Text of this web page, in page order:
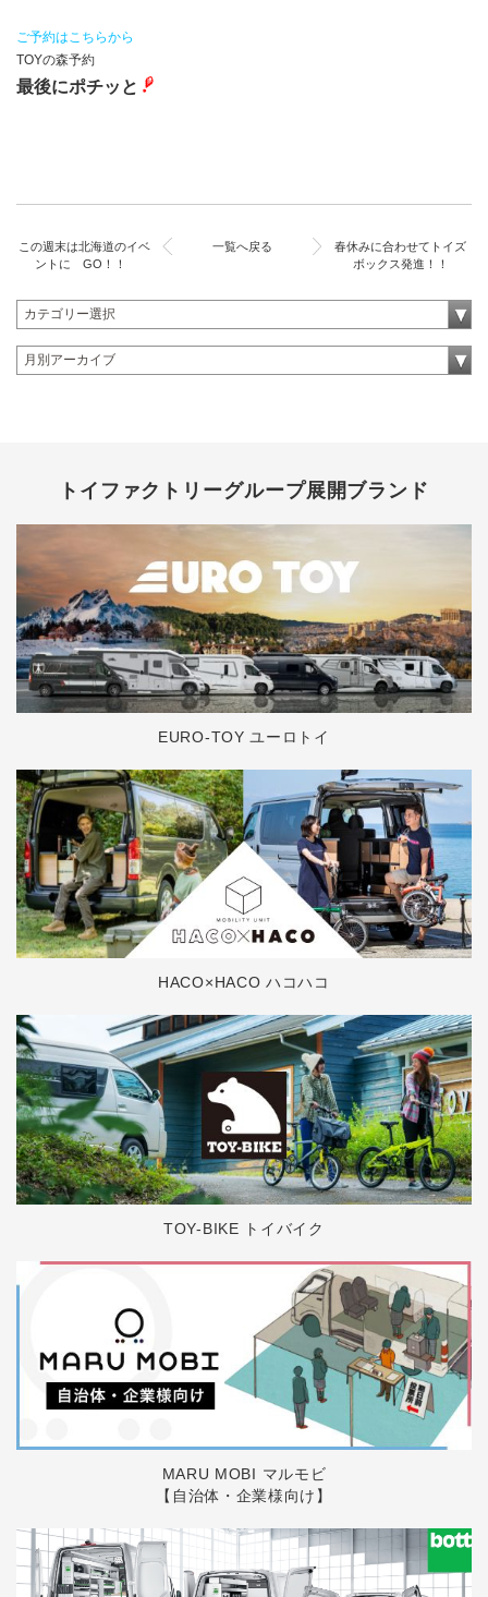
ご予約はこちらから
TOYの森予約
最後にポチッと
この週末は北海道のイベ
ントに GO！！
一覧へ戻る
春休みに合わせてトイズ
ボックス発進！！
トイファクトリーグループ展開ブランド
EURO-TOY ユーロトイ
HACO×HACO ハコハコ
TOY-BIKE トイバイク
MARU MOBI マルモビ
【自治体・企業様向け】